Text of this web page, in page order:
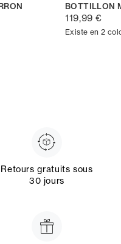
BOTTILLON
119,99 €
Existe en 2
Retours gratuits sous
30 jours